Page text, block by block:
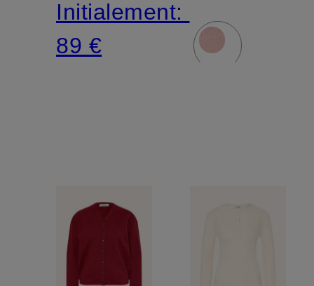
Initialement:
89 €